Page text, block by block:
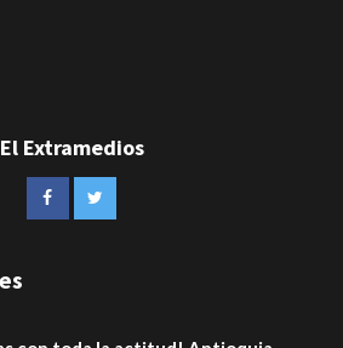
El Extramedios